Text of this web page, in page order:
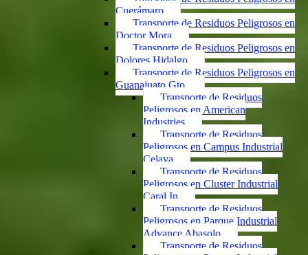
Cuerámaro
Transporte de Residuos Peligrosos en
Doctor Mora
Transporte de Residuos Peligrosos en
Dolores Hidalgo
Transporte de Residuos Peligrosos en
Guanajuato Gto.
Transporte de Residuos
Peligrosos en American
Industries
Transporte de Residuos
Peligrosos en Campus Industrial
Celaya
Transporte de Residuos
Peligrosos en Cluster Industrial
Caral In
Transporte de Residuos
Peligrosos en Parque Industrial
Advance Abasolo
Transporte de Residuos